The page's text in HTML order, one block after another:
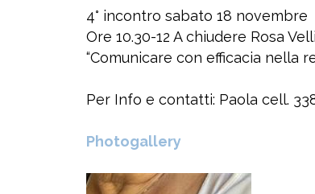
4° incontro sabato 18 novembre
Ore 10.30-12 A chiudere Rosa
“Comunicare con efficacia nella
Per Info e contatti: Paola cell.
Photogallery